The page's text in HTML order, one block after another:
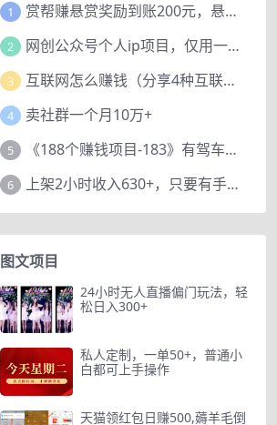
1 赏帮赚悬赏奖励到账200元，悬赏任务多劳多得，人人可做。
2 网创公众号个人ip项目，仅用一篇文章做到全网引流！
3 互联网怎么赚钱（分享4种互联网赚钱模式）
4 卖社群一个月10万+
5 《188个赚钱项目-183》有驾车评项目，动动小手，复制粘贴赚44元！
6 上架2小时收入630+，只要有手就能做的AI搞钱项目，奶奶看完都能学会!
图文项目
24小时无人直播偏门玩法，轻
松日入300+
私人定制，一单50+，普通小
白都可上手操作
天猫领红包日赚500,薅羊毛倒